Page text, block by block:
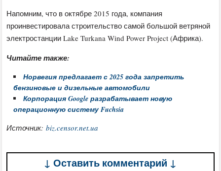
Напомним, что в октябре 2015 года, компания
проинвестировала строительство самой большой ветряной
электростанции Lake Turkana Wind Power Project (Африка).
Читайте также:
Норвегия предлагает с 2025 года запретить
бензиновые и дизельные автомобили
Корпорация Google разрабатывает новую
операционную систему Fuchsia
Источник:biz.censor.net.ua
↓ Оставить комментарий ↓